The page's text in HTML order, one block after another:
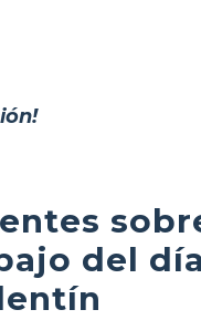
del